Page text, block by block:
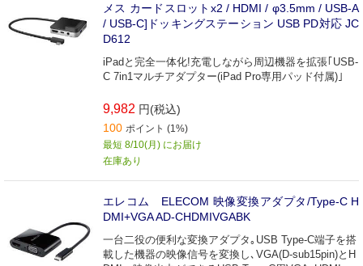
メス カードスロットx2 / HDMI / φ3.5mm / USB-A
/ USB-C]ドッキングステーション USB PD対応 JC
D612
iPadと完全一体化!充電しながら周辺機器を拡張｢USB-
C 7in1マルチアダプター(iPad Pro専用パッド付属)｣
9,982 円(税込)
100 ポイント (1%)
最短 8/10(月) にお届け
在庫あり
エレコム ELECOM 映像変換アダプタ/Type-C H
DMI+VGA AD-CHDMIVGABK
一台二役の便利な変換アダプタ｡USB Type-C端子を搭
載した機器の映像信号を変換し､VGA(D-sub15pin)とH